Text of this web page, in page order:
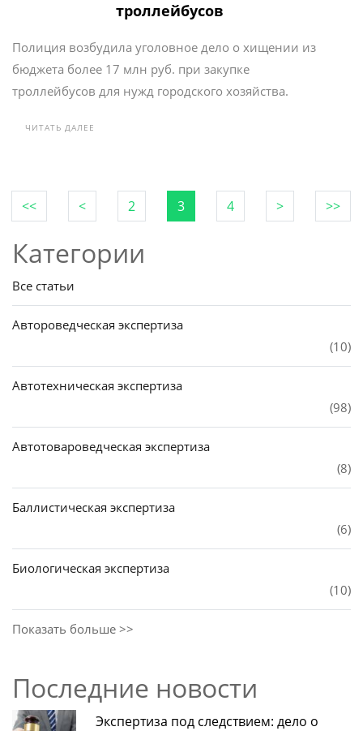
троллейбусов
Полиция возбудила уголовное дело о хищении из
бюджета более 17 млн руб. при закупке
троллейбусов для нужд городского хозяйства.
ЧИТАТЬ ДАЛЕЕ
<< < 2 3 4 > >>
Категории
Все статьи
Автороведческая экспертиза
(10)
Автотехническая экспертиза
(98)
Автотовароведческая экспертиза
(8)
Баллистическая экспертиза
(6)
Биологическая экспертиза
(10)
Показать больше >>
Последние новости
Экспертиза под следствием: дело о